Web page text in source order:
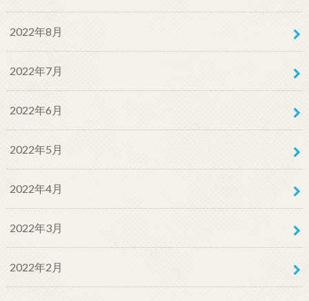
2022年8月
2022年7月
2022年6月
2022年5月
2022年4月
2022年3月
2022年2月